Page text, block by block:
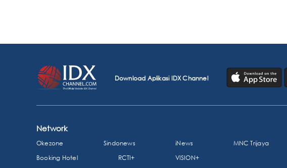
Download Aplikasi IDX Channel
Network
Okezone Sindonews iNews
MNC Trijaya
Booking Hotel
RCTI+ VISION+